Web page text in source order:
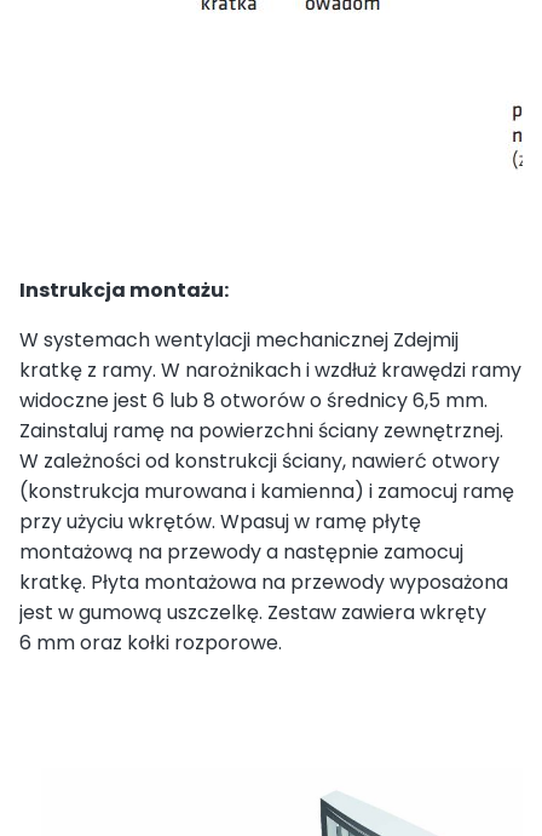
Instrukcja montażu:
W systemach wentylacji mechanicznej Zdejmij
kratkę z ramy. W narożnikach i wzdłuż krawędzi ramy
widoczne jest 6 lub 8 otworów o średnicy 6,5 mm.
Zainstaluj ramę na powierzchni ściany zewnętrznej.
W zależności od konstrukcji ściany, nawierć otwory
(konstrukcja murowana i kamienna) i zamocuj ramę
przy użyciu wkrętów. Wpasuj w ramę płytę
montażową na przewody a następnie zamocuj
kratkę. Płyta montażowa na przewody wyposażona
jest w gumową uszczelkę. Zestaw zawiera wkręty
6 mm oraz kołki rozporowe.